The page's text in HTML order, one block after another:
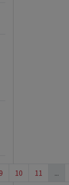
10 11 ...